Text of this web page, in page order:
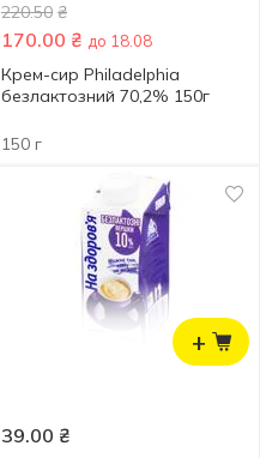
220.50 ₴
170.00 ₴ до 18.08
Крем-сир Philadelphia
безлактозний 70,2% 150г
150 г
+
39.00 ₴